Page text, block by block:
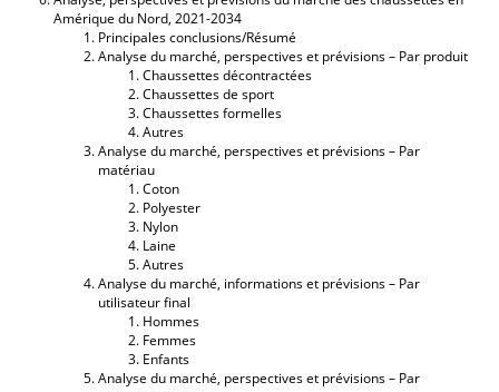
Amérique du Nord, 2021-2034
Principales conclusions/Résumé
Analyse du marché, perspectives et prévisions – Par produit
Chaussettes décontractées
Chaussettes de sport
Chaussettes formelles
Autres
Analyse du marché, perspectives et prévisions – Par
matériau
Coton
Polyester
Nylon
Laine
Autres
Analyse du marché, informations et prévisions – Par
utilisateur final
Hommes
Femmes
Enfants
Analyse du marché, perspectives et prévisions – Par